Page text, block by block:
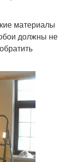
материалы
должны не